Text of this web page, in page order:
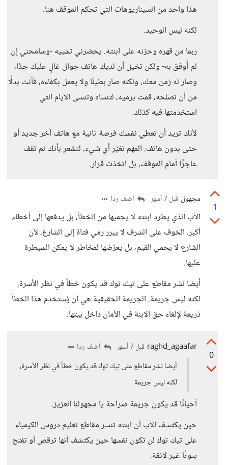
هذا واحد من السيناريوهات التي تحكم الموقف هنا.
لكنه ليس الوحيد.
ربما من قهره وحزنه على ابنته. يحضرني تشبيه -وسامحني إن
لم أُوفق به- ولكن تخيل أن لديك هاتف جوال غالٍ عليك جدًا،
وصار له زمن معك، ولكنه صار بطيئًا ولا يعمل بكفاءه، فأنت بدلًا
من أن تصلحه، قمت برميه، لتنساه وتنسى الأيام التي
استخدمتها فيه كذلك.
لأنك تريد أن تعطي نفسك فرصة ثانية مع هاتف آخر جديد أو
حتى بدون هاتف. المهم تغيّر أي شيء، لتشعر بأنك لم تقف
عاجزًا أمام الموقف، بل اتخذت قرار.
1
مجهول قبل 7 أشهر أضف ردا
الأب الذي يطرد ابنته لا يحميها من الخطأ، بل يدفعها إلى أخطاء
أكبر. الخوف على الشرف لا يبرر رمي فتاة إلى الشارع، لأن
الشارع لا يحمي القيم، بل يعرّضها لمخاطر لا يمكن السيطرة
عليها.
أيضا نشر مقاطع على تيك توك قد يكون خطأ في نظر الأسرة،
لكنه ليس جريمة. الجريمة الحقيقية هي أن يُستخدم هذا الخطأ
ذريعة لإلغاء حق الابنة في الأمان داخل بيتها.
0
raghd_agaafar قبل 7 أشهر
أضف ردا
أيضا نشر مقاطع على تيك توك قد يكون خطأ في نظر الأسرة،
لكنه ليس جريمة
أحيانًا قد يكون جريمة صراحة يا مجهولنا العزيز.
حين يكتشف الأب أن ابنته تنشر مقاطع تعليم دروس الكيمياء
على تيك توك لن تكون نفسها حين يكتشف أنها ترقص أو تفتح
بثوثًا غير لائقة.